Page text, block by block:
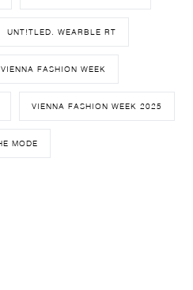
UNT!TLED. WEARBLE RT
VIENNA FASHION WEEK
VIENNA FASHION WEEK 2025
MODE